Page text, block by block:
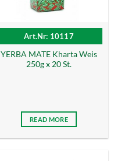
Art.Nr: 10117
YERBA MATE Kharta Weis
250g x 20 St.
READ MORE